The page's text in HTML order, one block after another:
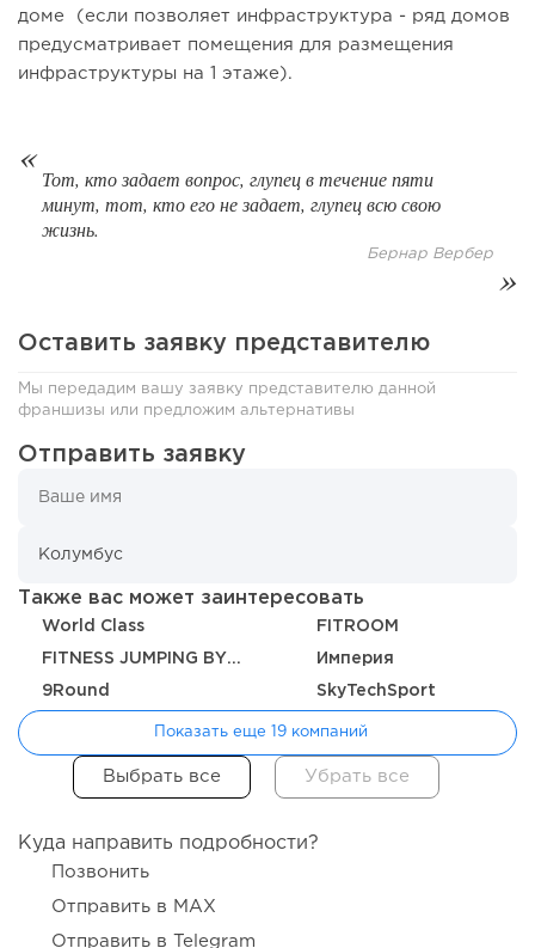
138
«Прибыль 20 млн в год, а я ездил на метро»: куда в
Конференции августа 2026: лучшие мероприятия месяца
для бизнеса,...
доме (если позволяет инфраструктура - ряд домов
предусматривает помещения для размещения
инфраструктуры на 1 этаже).
Тот, кто задает вопрос, глупец в течение пяти
минут, тот, кто его не задает, глупец всю свою
жизнь.
Бернар Вербер
Оставить заявку представителю
Мы передадим вашу заявку представителю данной
франшизы или предложим альтернативы
Отправить заявку
Также вас может заинтересовать
World Class FITROOM
FITNESS JUMPING BY MOCHALOVA Империя
9Round SkyTechSport
Показать еще 19 компаний
Куда направить подробности?
Позвонить
Отправить в MAX
Отправить в Telegram